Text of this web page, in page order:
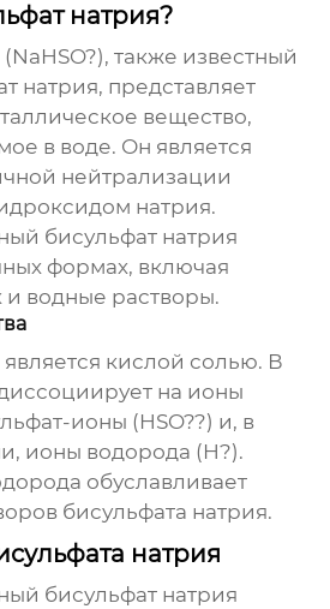
натрия?
также известный
натрия, представляет
вещество,
в воде. Он является
нейтрализации
натрия.
бисульфат натрия
формах, включая
водные растворы.
кислой солью. В
на ионы
ионы (HSO??) и, в
ионы водорода (H?).
обуславливает
бисульфата натрия.
натрия
бисульфат натрия